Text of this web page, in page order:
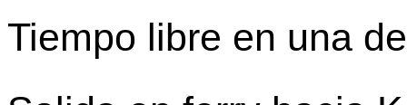
Tiempo libre en una